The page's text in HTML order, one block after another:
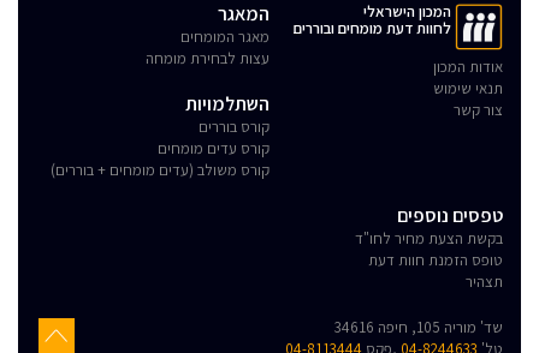
המכון הישראלי
לחוות דעת מומחים ובוררים
אודות המכון
תנאי שימוש
צור קשר
המאגר
מאגר המומחים
עצות לבחירת מומחה
השתלמויות
קורס בוררים
קורס עדים מומחים
קורס משולב (עדים מומחים + בוררים)
טפסים נוספים
בקשת הצעת מחיר לחו"ד
טופס הזמנת חוות דעת
תצהיר
שד' מוריה 105, חיפה 34616
טל' 04-8244633 ,פקס 04-8113444